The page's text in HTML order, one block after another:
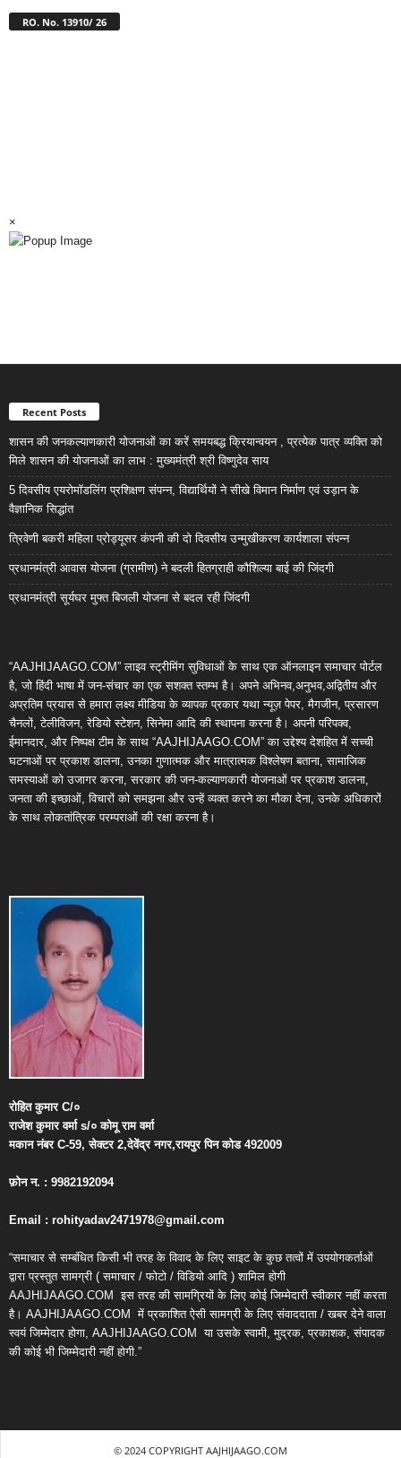
RO. No. 13910/ 26
×
Recent Posts
शासन की जनकल्याणकारी योजनाओं का करें समयबद्ध क्रियान्वयन , प्रत्येक पात्र व्यक्ति को
मिले शासन की योजनाओं का लाभ : मुख्यमंत्री श्री विष्णुदेव साय
5 दिवसीय एयरोमॉडलिंग प्रशिक्षण संपन्न, विद्यार्थियों ने सीखे विमान निर्माण एवं उड़ान के
वैज्ञानिक सिद्धांत
त्रिवेणी बकरी महिला प्रोड्यूसर कंपनी की दो दिवसीय उन्मुखीकरण कार्यशाला संपन्न
प्रधानमंत्री आवास योजना (ग्रामीण) ने बदली हितग्राही कौशिल्या बाई की जिंदगी
प्रधानमंत्री सूर्यघर मुफ्त बिजली योजना से बदल रही जिंदगी
“AAJHIJAAGO.COM” लाइव स्ट्रीमिंग सुविधाओं के साथ एक ऑनलाइन समाचार पोर्टल
है, जो हिंदी भाषा में जन-संचार का एक सशक्त स्तम्भ है। अपने अभिनव,अनुभव,अद्वितीय और
अप्रतिम प्रयास से हमारा लक्ष्य मीडिया के व्यापक प्रकार यथा न्यूज़ पेपर, मैगजीन, प्रसारण
चैनलों, टेलीविजन, रेडियो स्टेशन, सिनेमा आदि की स्थापना करना है। अपनी परिपक्व,
ईमानदार, और निष्पक्ष टीम के साथ “AAJHIJAAGO.COM” का उद्देश्य देशहित में सच्ची
घटनाओं पर प्रकाश डालना, उनका गुणात्मक और मात्रात्मक विश्लेषण बताना, सामाजिक
समस्याओं को उजागर करना, सरकार की जन-कल्याणकारी योजनाओं पर प्रकाश डालना,
जनता की इच्छाओं, विचारों को समझना और उन्हें व्यक्त करने का मौका देना, उनके अधिकारों
के साथ लोकतांत्रिक परम्पराओं की रक्षा करना है।
रोहित कुमारC/०
राजेश कुमार वर्माs/० कोमू राम वर्मा
मकान नंबरC-59,सेक्टर2,देवेंद्र नगर,रायपुर पिन कोड492009
फ़ोन न. : 9982192094
Email : rohityadav2471978@gmail.com
“समाचार से सम्बंधित किसी भी तरह के विवाद के लिए साइट के कुछ तत्वों में उपयोगकर्ताओं
द्वारा प्रस्तुत सामग्री ( समाचार / फोटो / विडियो आदि ) शामिल होगी
AAJHIJAAGO.COM इस तरह की सामग्रियों के लिए कोई जिम्मेदारी स्वीकार नहीं करता
है। AAJHIJAAGO.COM में प्रकाशित ऐसी सामग्री के लिए संवाददाता / खबर देने वाला
स्वयं जिम्मेदार होगा, AAJHIJAAGO.COM या उसके स्वामी, मुद्रक, प्रकाशक, संपादक
की कोई भी जिम्मेदारी नहीं होगी.”
© 2024 COPYRIGHT AAJHIJAAGO.COM